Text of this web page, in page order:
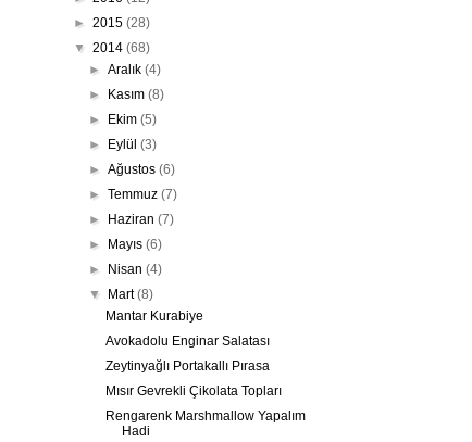
► 2015 (28)
▼ 2014 (68)
►Aralık(4)
► Kasım(8)
► Ekim(5)
► Eylül(3)
►Ağustos(6)
►Temmuz(7)
► Haziran(7)
► Mayıs(6)
► Nisan(4)
▼ Mart(8)
Mantar Kurabiye
Avokadolu Enginar Salatası
Zeytinyağlı Portakallı Pırasa
Mısır Gevrekli Çikolata Topları
Rengarenk Marshmallow Yapalım
Hadi